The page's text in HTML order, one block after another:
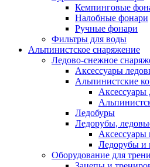
Кемпинговые
Налобные фонари
Ручные фонари
Фильтры для воды
Альпинистское снаряжение
Ледово-снежное
Аксессуары
Альпинистские
Аксессуары
Ледобуры
Ледорубы,
Аксессуары
Ледорубы и
Оборудование для